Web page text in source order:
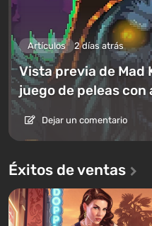
Artículos 2 días atrás
Vista previa de Mad
juego de peleas
Dejar un comentario
Éxitos de ventas